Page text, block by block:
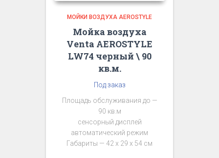
МОЙКИ ВОЗДУХА AEROSTYLE
Мойка воздуха
Venta AEROSTYLE
LW74 черный \ 90
кв.м.
Под заказ
Площадь обслуживания до —
90 кв.м
сенсорный дисплей
автоматический режим
Габариты — 42 х 29 х 54 см